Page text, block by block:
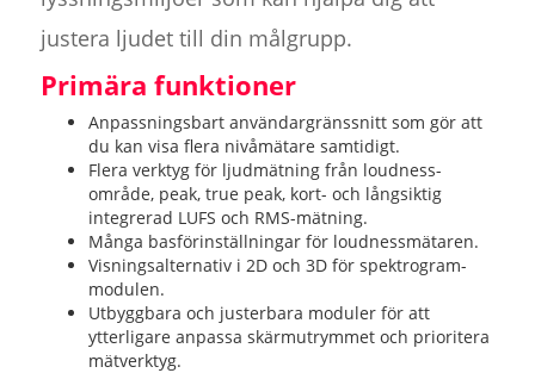
justera ljudet till din målgrupp.
Primära funktioner
Anpassningsbart användargränssnitt som gör att
du kan visa flera nivåmätare samtidigt.
Flera verktyg för ljudmätning från loudness-
område, peak, true peak, kort- och långsiktig
integrerad LUFS och RMS-mätning.
Många basförinställningar för loudnessmätaren.
Visningsalternativ i 2D och 3D för spektrogram-
modulen.
Utbyggbara och justerbara moduler för att
ytterligare anpassa skärmutrymmet och prioritera
mätverktyg.